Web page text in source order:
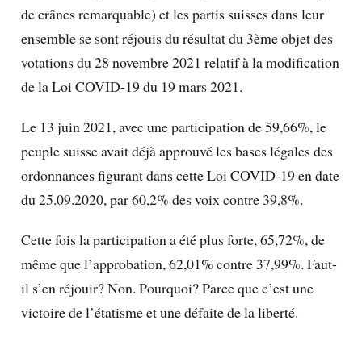
de crânes remarquable) et les partis suisses dans leur
ensemble se sont réjouis du résultat du 3ème objet des
votations du 28 novembre 2021 relatif à la modification
de la Loi COVID-19 du 19 mars 2021.
Le 13 juin 2021, avec une participation de 59,66%, le
peuple suisse avait déjà approuvé les bases légales des
ordonnances figurant dans cette Loi COVID-19 en date
du 25.09.2020, par 60,2% des voix contre 39,8%.
Cette fois la participation a été plus forte, 65,72%, de
même que l’approbation, 62,01% contre 37,99%. Faut-
il s’en réjouir? Non. Pourquoi? Parce que c’est une
victoire de l’étatisme et une défaite de la liberté.